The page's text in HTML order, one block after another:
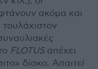
ακόμα και
FLOTUSαπέχει
δίσκο. Απαιτεί